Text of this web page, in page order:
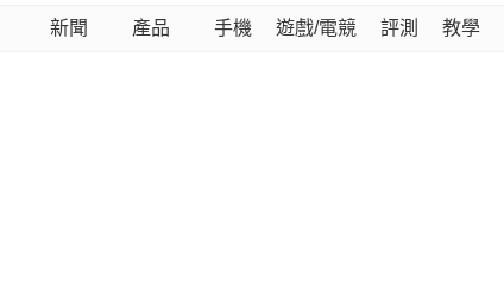
新聞 產品 手機 遊戲/電競 評測 教學